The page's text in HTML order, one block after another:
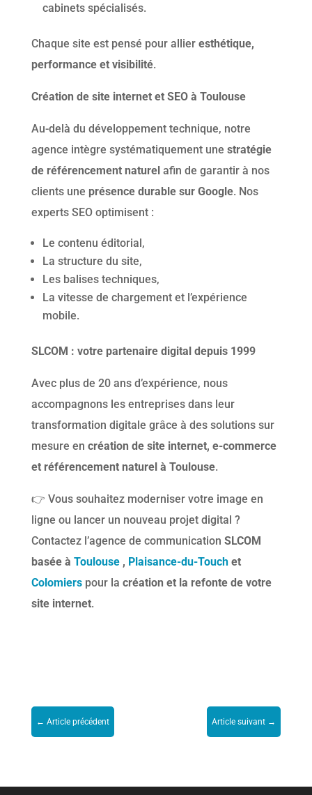
cabinets spécialisés.
Chaque site est pensé pour allier esthétique,
performance et visibilité.
Création de site internet et SEO à Toulouse
Au-delà du développement technique, notre
agence intègre systématiquement une stratégie
de référencement naturelafin de garantir à nos
clients une présence durable sur Google. Nos
experts SEO optimisent :
Le contenu éditorial,
La structure du site,
Les balises techniques,
La vitesse de chargement et l’expérience
mobile.
SLCOM : votre partenaire digital depuis 1999
Avec plus de 20 ans d’expérience, nous
accompagnons les entreprises dans leur
transformation digitale grâce à des solutions sur
mesure en création de site internet, e-commerce
et référencement naturel à Toulouse.
👉 Vous souhaitez moderniser votre image en
ligne ou lancer un nouveau projet digital ?
Contactez l’agence de communication SLCOM
basée à Toulouse, Plaisance-du-Touchet
Colomierspour la création et la refonte de votre
site internet.
← Article précédent Article suivant →